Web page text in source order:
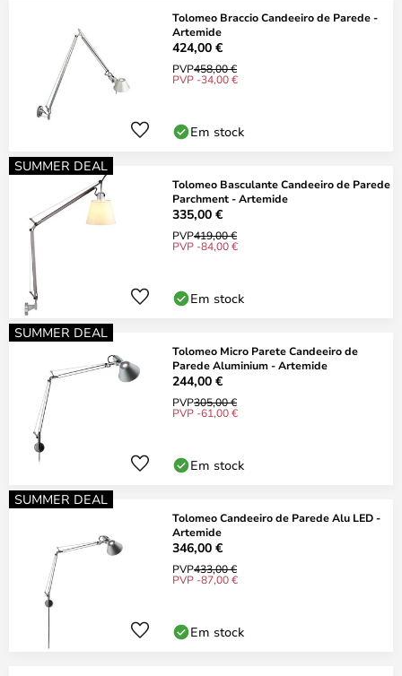
Tolomeo Braccio Candeeiro de Parede -
Artemide
424,00 €
PVP458,00 €
PVP -34,00 €
Em stock
SUMMER DEAL
Tolomeo Basculante Candeeiro de Parede
Parchment - Artemide
335,00 €
PVP419,00 €
PVP -84,00 €
Em stock
SUMMER DEAL
Tolomeo Micro Parete Candeeiro de
Parede Aluminium - Artemide
244,00 €
PVP305,00 €
PVP -61,00 €
Em stock
SUMMER DEAL
Tolomeo Candeeiro de Parede Alu LED -
Artemide
346,00 €
PVP433,00 €
PVP -87,00 €
Em stock